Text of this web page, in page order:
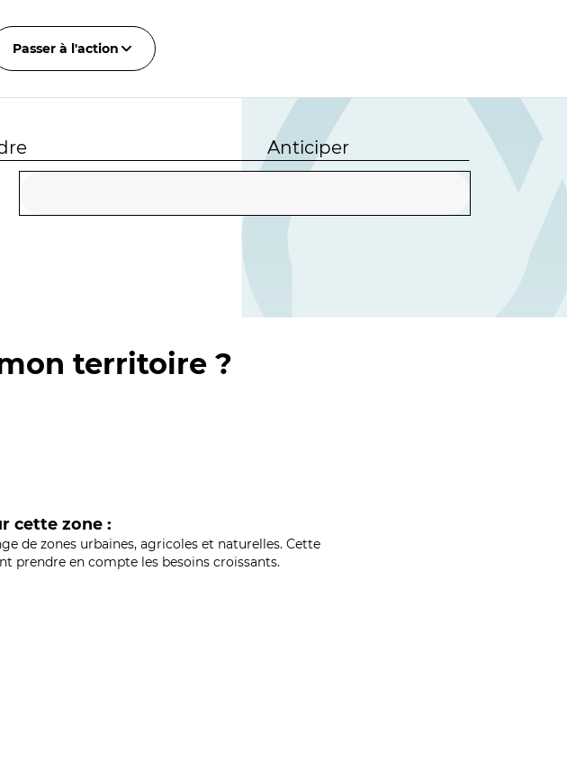
Passer à l'action
Anticiper
territoire ?
cette zone :
de zones urbaines, agricoles et naturelles. Cette
prendre en compte les besoins croissants.